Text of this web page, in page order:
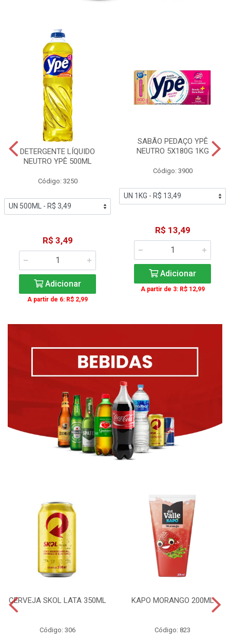
DETERGENTE LÍQUIDO
NEUTRO YPÊ 500ML
Código: 3250
R$ 3,49
Adicionar
A partir de 6: R$ 2,99
SABÃO PEDAÇO YPÊ
NEUTRO 5X180G 1KG
Código: 3900
R$ 13,49
Adicionar
A partir de 3: R$ 12,99
CERVEJA SKOL LATA 350ML
Código: 306
KAPO MORANGO 200ML
Código: 823